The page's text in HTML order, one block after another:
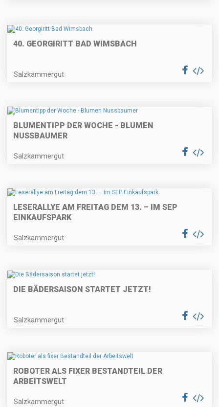
40. GEORGIRITT BAD WIMSBACH
Salzkammergut
BLUMENTIPP DER WOCHE - BLUMEN
NUSSBAUMER
Salzkammergut
LESERALLYE AM FREITAG DEM 13. – IM SEP
EINKAUFSPARK
Salzkammergut
DIE BÄDERSAISON STARTET JETZT!
Salzkammergut
ROBOTER ALS FIXER BESTANDTEIL DER
ARBEITSWELT
Salzkammergut